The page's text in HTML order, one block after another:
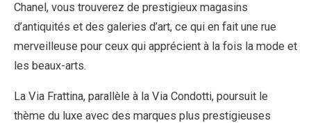
Chanel, vous trouverez de prestigieux magasins
d’antiquités et des galeries d’art, ce qui en fait une rue
merveilleuse pour ceux qui apprécient à la fois la mode et
les beaux-arts.
La Via Frattina, parallèle à la Via Condotti, poursuit le
thème du luxe avec des marques plus prestigieuses